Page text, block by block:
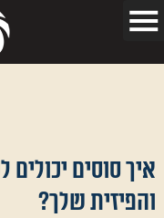
איך סוסים
והפיזית שלך?